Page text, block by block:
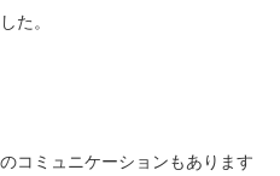
た。
コミュニケーションもあります